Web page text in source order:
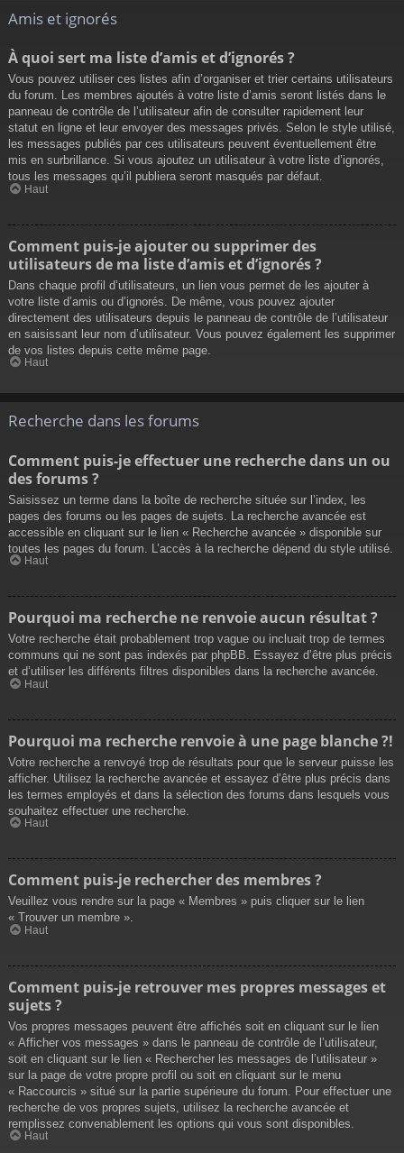
Amis et ignorés
À quoi sert ma liste d’amis et d’ignorés ?
Vous pouvez utiliser ces listes afin d’organiser et trier certains utilisateurs
du forum. Les membres ajoutés à votre liste d’amis seront listés dans le
panneau de contrôle de l’utilisateur afin de consulter rapidement leur
statut en ligne et leur envoyer des messages privés. Selon le style utilisé,
les messages publiés par ces utilisateurs peuvent éventuellement être
mis en surbrillance. Si vous ajoutez un utilisateur à votre liste d’ignorés,
tous les messages qu’il publiera seront masqués par défaut.
Haut
Comment puis-je ajouter ou supprimer des
utilisateurs de ma liste d’amis et d’ignorés ?
Dans chaque profil d’utilisateurs, un lien vous permet de les ajouter à
votre liste d’amis ou d’ignorés. De même, vous pouvez ajouter
directement des utilisateurs depuis le panneau de contrôle de l’utilisateur
en saisissant leur nom d’utilisateur. Vous pouvez également les supprimer
de vos listes depuis cette même page.
Haut
Recherche dans les forums
Comment puis-je effectuer une recherche dans un ou
des forums ?
Saisissez un terme dans la boîte de recherche située sur l’index, les
pages des forums ou les pages de sujets. La recherche avancée est
accessible en cliquant sur le lien « Recherche avancée » disponible sur
toutes les pages du forum. L’accès à la recherche dépend du style utilisé.
Haut
Pourquoi ma recherche ne renvoie aucun résultat ?
Votre recherche était probablement trop vague ou incluait trop de termes
communs qui ne sont pas indexés par phpBB. Essayez d’être plus précis
et d’utiliser les différents filtres disponibles dans la recherche avancée.
Haut
Pourquoi ma recherche renvoie à une page blanche ?!
Votre recherche a renvoyé trop de résultats pour que le serveur puisse les
afficher. Utilisez la recherche avancée et essayez d’être plus précis dans
les termes employés et dans la sélection des forums dans lesquels vous
souhaitez effectuer une recherche.
Haut
Comment puis-je rechercher des membres ?
Veuillez vous rendre sur la page « Membres » puis cliquer sur le lien
« Trouver un membre ».
Haut
Comment puis-je retrouver mes propres messages et
sujets ?
Vos propres messages peuvent être affichés soit en cliquant sur le lien
« Afficher vos messages » dans le panneau de contrôle de l’utilisateur,
soit en cliquant sur le lien « Rechercher les messages de l’utilisateur »
sur la page de votre propre profil ou soit en cliquant sur le menu
« Raccourcis » situé sur la partie supérieure du forum. Pour effectuer une
recherche de vos propres sujets, utilisez la recherche avancée et
remplissez convenablement les options qui vous sont disponibles.
Haut